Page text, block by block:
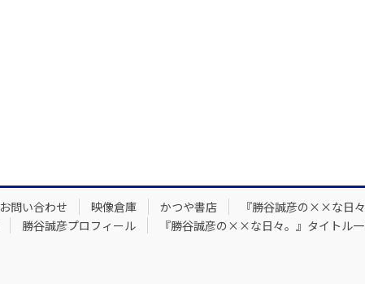
お問い合わせ 映像倉庫 かつや書店 『勝谷誠彦の××な日
勝谷誠彦プロフィール 『勝谷誠彦の××な日々。』タイトル